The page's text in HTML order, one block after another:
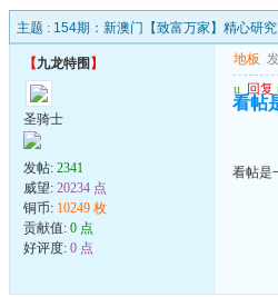
主题 : 154期：新澳门【致富万家】精心研究
【九龙特围 】
圣骑士
发帖: 2341
威望: 20234 点
铜币: 10249 枚
贡献值: 0 点
好评度: 0 点
地板
u 回复
看帖
看帖是